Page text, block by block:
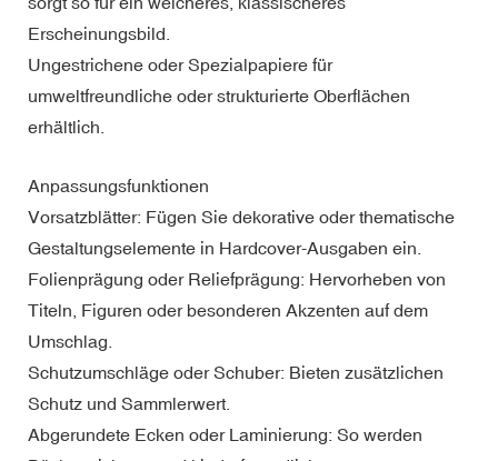
Erscheinungsbild.
Ungestrichene oder Spezialpapiere für
umweltfreundliche oder strukturierte Oberflächen
erhältlich.
Anpassungsfunktionen
Vorsatzblätter: Fügen Sie dekorative oder thematische
Gestaltungselemente in Hardcover-Ausgaben ein.
Folienprägung oder Reliefprägung: Hervorheben von
Titeln, Figuren oder besonderen Akzenten auf dem
Umschlag.
Schutzumschläge oder Schuber: Bieten zusätzlichen
Schutz und Sammlerwert.
Abgerundete Ecken oder Laminierung: So werden